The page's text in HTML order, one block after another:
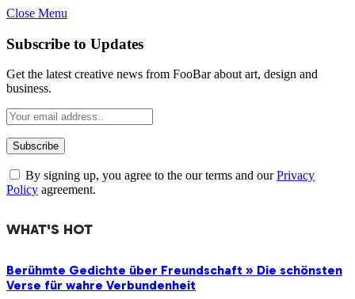
Close Menu
Subscribe to Updates
Get the latest creative news from FooBar about art, design and
business.
By signing up, you agree to the our terms and ourPrivacy
Policy agreement.
WHAT'S HOT
Berühmte Gedichte über Freundschaft » Die schönsten
Verse für wahre Verbundenheit